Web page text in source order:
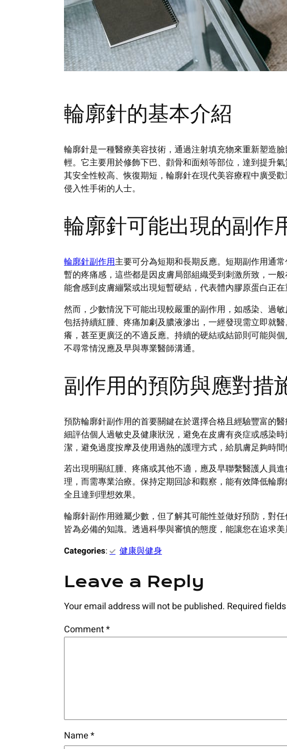
輪廓針的基本介紹
輪廓針是一種醫療美容技術，通過注射填充物來重新塑造
輕。它主要用於修飾下巴、顴骨和面頰等部位，達到提升
其安全性較高、恢復期短，輪廓針在現代美容療程中廣受
侵入性手術的人士。
輪廓針可能出現的副作
輪廓針副作用主要可分為短期和長期反應。短期副作用通
暫的疼痛感，這些都是因皮膚局部組織受到刺激所致，一
能會感到皮膚繃緊或出現短暫硬結，代表體內膠原蛋白正在
然而，少數情況下可能出現較嚴重的副作用，如感染、過
包括持續紅腫、疼痛加劇及膿液滲出，一經發現需立即就
癢，甚至更廣泛的不適反應。持續的硬結或結節則可能與
不尋常情況應及早與專業醫師溝通。
副作用的預防與應對措
預防輪廓針副作用的首要關鍵在於選擇合格且經驗豐富的
細評估個人過敏史及健康狀況，避免在皮膚有炎症或感染
潔，避免過度按摩及使用過熱的護理方式，給肌膚足夠時間
若出現明顯紅腫、疼痛或其他不適，應及早聯繫醫護人員
理，而需專業治療。保持定期回診和觀察，能有效降低輪
全且達到理想效果。
輪廓針副作用雖屬少數，但了解其可能性並做好預防，對
皆為必備的知識。透過科學與審慎的態度，能讓您在追求美
Categories: 健康與健身
Leave a Reply
Your email address will not be published. Required
Comment*
Name*